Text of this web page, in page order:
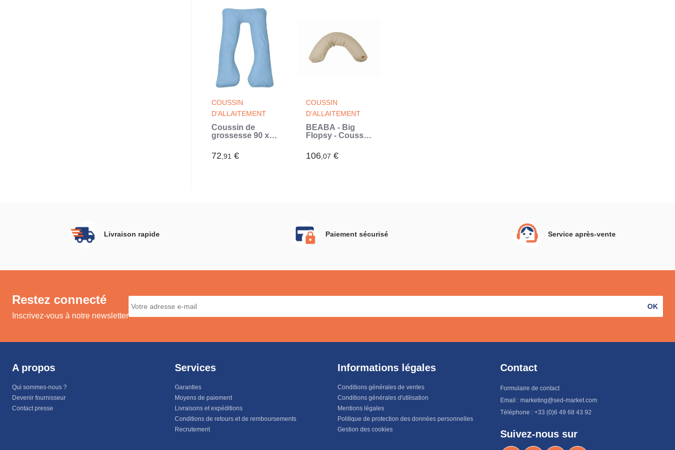
COUSSIN
D'ALLAITEMENT
Coussin de
grossesse 90 x
(Bleu)
72,91 €
COUSSIN
D'ALLAITEMENT
BÉABA - Big
Flopsy - Coussin
d'allaitement -
Fleur de coton -
106,07 €
Livraison rapide Paiement sécurisé Service après-vente
Restez connecté
Inscrivez-vous à notre newsletter
OK
A propos
Qui sommes-nous ?
Devenir fournisseur
Contact presse
Services
Garanties
Moyens de paiement
Livraisons et expéditions
Conditions de retours et de remboursements
Recrutement
Informations légales
Conditions générales de ventes
Conditions générales d'utilisation
Mentions légales
Politique de protection des données personnelles
Gestion des cookies
Contact
Formulaire de contact
Email : marketing@sed-market.com
Téléphone : +33 (0)6 49 68 43 92
Suivez-nous sur